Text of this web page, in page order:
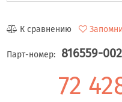
К сравнению
Парт-номер: 816559-002
72